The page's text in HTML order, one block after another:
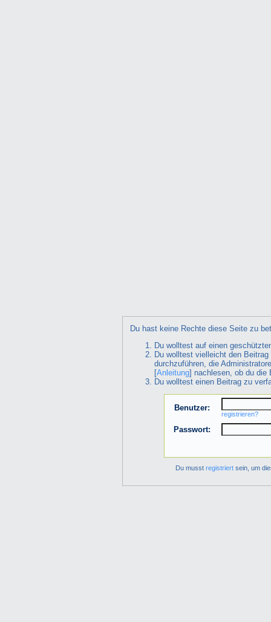
Du hast keine Rechte diese Seite zu
Du wolltest auf einen
Du wolltest vielleicht den
durchzuführen, die
[Anleitung] nachlesen, ob du die
Du wolltest einen Beitrag zu
Benutzer:
registrieren?
Passwort:
Du musstregistriert sein, um